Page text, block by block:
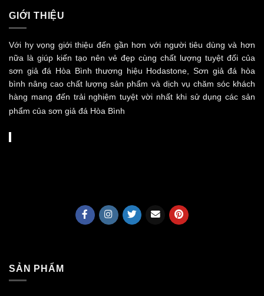
GIỚI THIỆU
Với hy vọng giới thiệu đến gần hơn với người tiêu dùng và hơn
nữa là giúp kiến tạo nên vẻ đẹp cùng chất lượng tuyệt đối của
sơn giả đá Hòa Bình thương hiệu Hodastone, Sơn giả đá hòa
bình nâng cao chất lượng sản phẩm và dịch vụ chăm sóc khách
hàng mang đến trải nghiệm tuyệt vời nhất khi sử dụng các sản
phẩm của sơn giả đá Hòa Bình
SẢN PHẨM